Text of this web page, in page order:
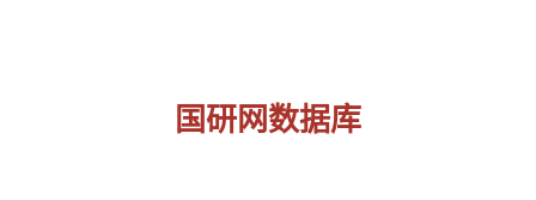
国研网数据库